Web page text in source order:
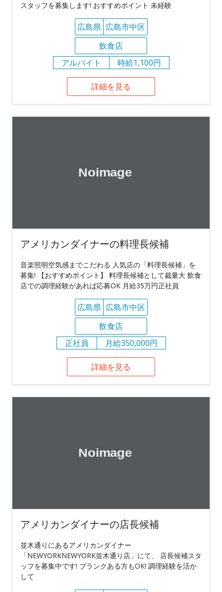
スタッフを募集します! おすすめポイント 未経験
広島県 広島市中区
飲食店
アルバイト
時給1,100円
詳細を見る
アメリカンダイナーの料理長候補
音楽照明空気感までこだわる 人気店の「料理長候補」を
募集! 【おすすめポイント】 料理長候補として裁量大 飲食
店での調理経験があれば応募OK 月給35万円正社員
広島県 広島市中区
飲食店
正社員
月給350,000円
詳細を見る
アメリカンダイナーの店長候補
並木通りにあるアメリカンダイナー
「NEWYORKNEWYORK並木通り店」にて、 店長候補スタ
ッフを募集中です! ブランクある方もOK! 調理経験を活か
して